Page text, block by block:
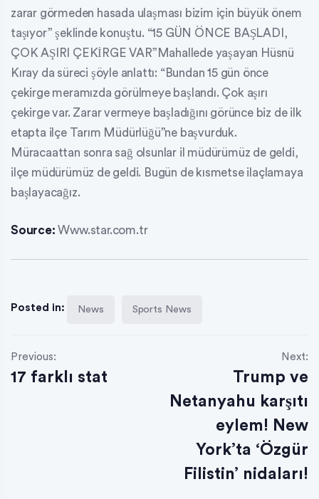
zarar görmeden hasada ulaşması bizim için büyük önem
taşıyor” şeklinde konuştu. “15 GÜN ÖNCE BAŞLADI,
ÇOK AŞIRI ÇEKİRGE VAR”Mahallede yaşayan Hüsnü
Kıray da süreci şöyle anlattı: “Bundan 15 gün önce
çekirge meramızda görülmeye başlandı. Çok aşırı
çekirge var. Zarar vermeye başladığını görünce biz de ilk
etapta ilçe Tarım Müdürlüğü”ne başvurduk.
Müracaattan sonra sağ olsunlar il müdürümüz de geldi,
ilçe müdürümüz de geldi. Bugün de kısmetse ilaçlamaya
başlayacağız.
Source: Www.star.com.tr
Posted in: News Sports News
Previous:
17 farklı stat
Next:
Trump ve
Netanyahu karşıtı
eylem! New
York’ta ‘Özgür
Filistin’ nidaları!